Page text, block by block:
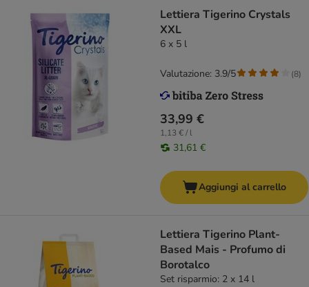
Lettiera Tigerino Crystals
XXL
6 x 5 l
33,99 €
1,13 € / l
31,61 €
Valutazione: 3.9/5 (8)
Aggiungi al carrello
Lettiera Tigerino Plant-
Based Mais - Profumo di
Borotalco
Set risparmio: 2 x 14 l